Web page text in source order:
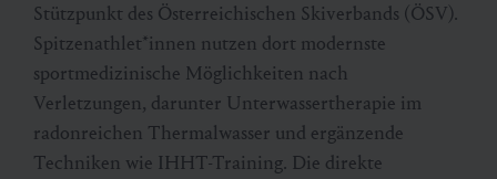
Stützpunkt des Österreichischen Skiverbands (ÖSV).
Spitzenathlet*innen nutzen dort modernste
sportmedizinische Möglichkeiten nach
Verletzungen, darunter Unterwassertherapie im
radonreichen Thermalwasser und ergänzende
Techniken wie IHHT-Training. Die direkte